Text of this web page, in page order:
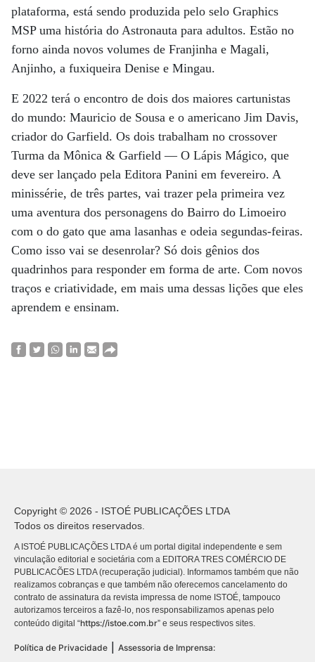
plataforma, está sendo produzida pelo selo Graphics
MSP uma história do Astronauta para adultos. Estão no
forno ainda novos volumes de Franjinha e Magali,
Anjinho, a fuxiqueira Denise e Mingau.
E 2022 terá o encontro de dois dos maiores cartunistas
do mundo: Mauricio de Sousa e o americano Jim Davis,
criador do Garfield. Os dois trabalham no crossover
Turma da Mônica & Garfield — O Lápis Mágico, que
deve ser lançado pela Editora Panini em fevereiro. A
minissérie, de três partes, vai trazer pela primeira vez
uma aventura dos personagens do Bairro do Limoeiro
com o do gato que ama lasanhas e odeia segundas-feiras.
Como isso vai se desenrolar? Só dois gênios dos
quadrinhos para responder em forma de arte. Com novos
traços e criatividade, em mais uma dessas lições que eles
aprendem e ensinam.
Copyright © 2026 - ISTOÉ PUBLICAÇÕES LTDA
Todos os direitos reservados.
A ISTOÉ PUBLICAÇÕES LTDA é um portal digital independente e sem
vinculação editorial e societária com a EDITORA TRES COMÉRCIO DE
PUBLICACÕES LTDA (recuperação judicial). Informamos também que não
realizamos cobranças e que também não oferecemos cancelamento do
contrato de assinatura da revista impressa de nome ISTOÉ, tampouco
autorizamos terceiros a fazê-lo, nos responsabilizamos apenas pelo
conteúdo digital “https://istoe.com.br” e seus respectivos sites.
Política de Privacidade
Assessoria de Imprensa: